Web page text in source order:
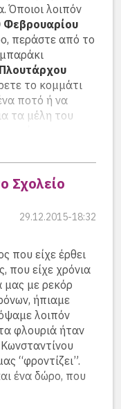
Dr. Henning
Μητραλέξη –
–
–
Ψυχοπαίδη
Όποιοι λοιπόν
Φεβρουαρίου
περάστε από το
το κομμάτι
ποτό ή να
τα μέλη του
πάντα, και
Σχολείο
29.12.2015-18:32
που είχε έρθει
που είχε χρόνια
μας με ρεκόρ
ήπιαμε
λοιπόν
φλουριά ήταν
“φροντίζει”.
ένα δώρο, που